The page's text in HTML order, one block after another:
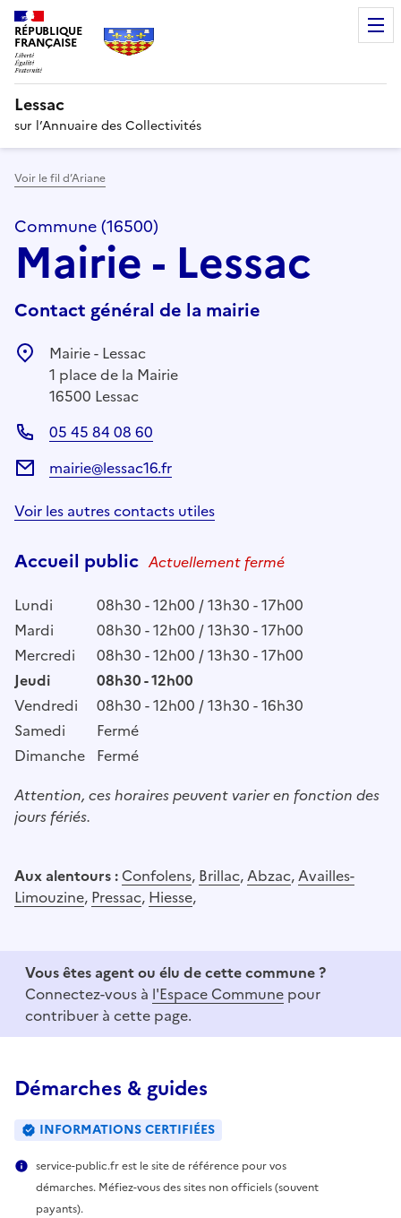
RÉPUBLIQUE
FRANÇAISE
Lessac
sur l’Annuaire des Collectivités
Voir le fil d’Ariane
Commune (16500)
Mairie - Lessac
Contact général de la mairie
Mairie - Lessac
1 place de la Mairie
16500 Lessac
05 45 84 08 60
mairie@lessac16.fr
Voir les autres contacts utiles
Accueil public Actuellement fermé
Lundi
08h30 - 12h00 / 13h30 - 17h00
Mardi
08h30 - 12h00 / 13h30 - 17h00
Mercredi
08h30 - 12h00 / 13h30 - 17h00
Jeudi
08h30 - 12h00
Vendredi
08h30 - 12h00 / 13h30 - 16h30
Samedi
Fermé
Dimanche Fermé
Attention, ces horaires peuvent varier en fonction des
jours fériés.
Aux alentours : Confolens, Brillac,Abzac,Availles-
Limouzine, Pressac, Hiesse,
Vous êtes agent ou élu de cette commune ?
Connectez-vous à l'Espace Commune pour
contribuer à cette page.
Démarches & guides
INFORMATIONS CERTIFIÉES
service-public.fr est le site de référence pour vos
démarches. Méfiez-vous des sites non officiels (souvent
payants).